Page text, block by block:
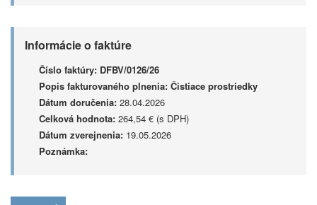
Informácie o faktúre
Číslo faktúry: DFBV/0126/26
Popis fakturovaného plnenia: Čistiace prostriedky
Dátum doručenia: 28.04.2026
Celková hodnota: 264,54 € (s DPH)
Dátum zverejnenia: 19.05.2026
Poznámka: